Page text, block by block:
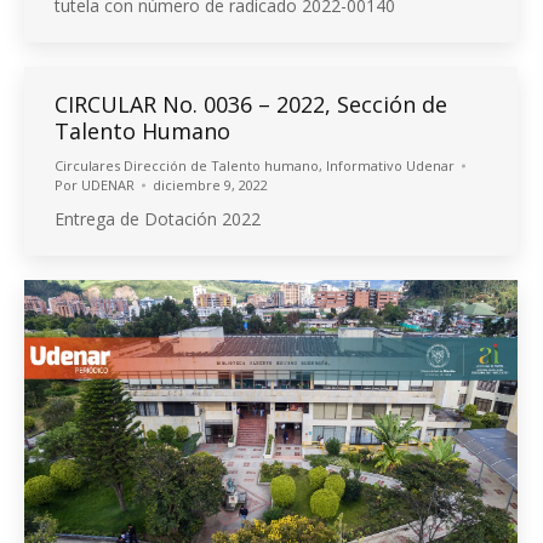
tutela con número de radicado 2022-00140
CIRCULAR No. 0036 – 2022, Sección de
Talento Humano
Circulares Dirección de Talento humano, Informativo Udenar
Por UDENAR diciembre 9, 2022
Entrega de Dotación 2022